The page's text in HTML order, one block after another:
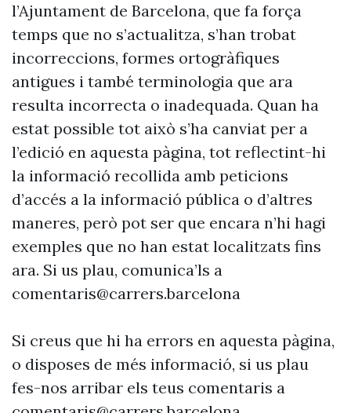
l’Ajuntament de Barcelona, que fa força
temps que no s’actualitza, s’han trobat
incorreccions, formes ortogràfiques
antigues i també terminologia que ara
resulta incorrecta o inadequada. Quan ha
estat possible tot això s’ha canviat per a
l’edició en aquesta pàgina, tot reflectint-hi
la informació recollida amb peticions
d’accés a la informació pública o d’altres
maneres, però pot ser que encara n’hi hagi
exemples que no han estat localitzats fins
ara. Si us plau, comunica’ls a
comentaris@carrers.barcelona
Si creus que hi ha errors en aquesta pàgina,
o disposes de més informació, si us plau
fes-nos arribar els teus comentaris a